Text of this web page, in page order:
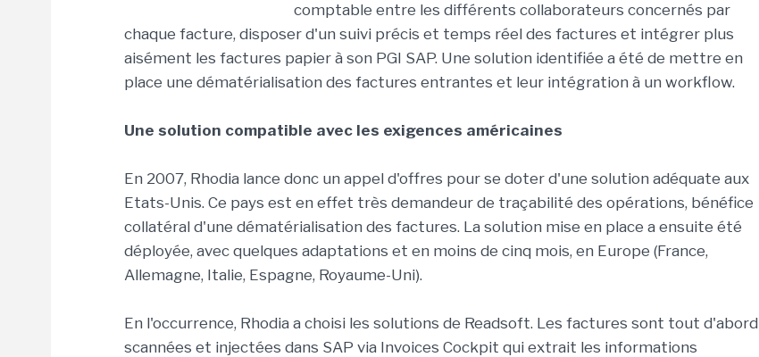
comptable entre les différents collaborateurs concernés par
chaque facture, disposer d'un suivi précis et temps réel des factures et intégrer plus
aisément les factures papier à son PGI SAP. Une solution identifiée a été de mettre en
place une dématérialisation des factures entrantes et leur intégration à un workflow.
Une solution compatible avec les exigences américaines
En 2007, Rhodia lance donc un appel d'offres pour se doter d'une solution adéquate aux
Etats-Unis. Ce pays est en effet très demandeur de traçabilité des opérations, bénéfice
collatéral d'une dématérialisation des factures. La solution mise en place a ensuite été
déployée, avec quelques adaptations et en moins de cinq mois, en Europe (France,
Allemagne, Italie, Espagne, Royaume-Uni).
En l'occurrence, Rhodia a choisi les solutions de Readsoft. Les factures sont tout d'abord
scannées et injectées dans SAP via Invoices Cockpit qui extrait les informations